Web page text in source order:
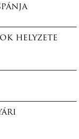
helyzete